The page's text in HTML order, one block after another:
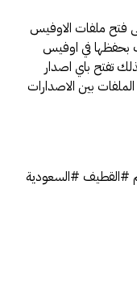
فتح ملفات الاوفيس
تلافي ذلك بحفظها في اوفيس
اختيار حفظ باوفيس 2003 وبذلك تفتح باي اصدار
بين الاصدارات
#القطيف #السعودية